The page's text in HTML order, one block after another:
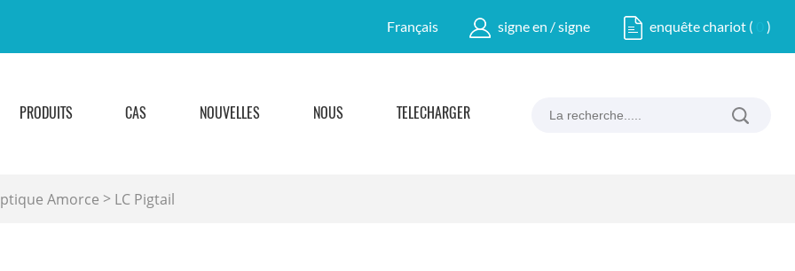
Français signe en / signe enquête chariot ( )
PRODUITS CAS NOUVELLES NOUS TÉLÉCHARGER
Amorce > LC Pigtail